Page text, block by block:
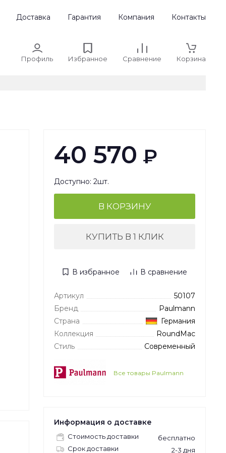
Доставка Гарантия Компания Контакты
Профиль Избранное Сравнение Корзина
40 570 ₽
Доступно: 2шт.
В КОРЗИНУ
КУПИТЬ В 1 КЛИК
В избранное В сравнение
Артикул
50107
Бренд
Paulmann
Страна
Германия
Коллекция
RoundMac
Стиль
Современный
Все товары Paulmann
Информация о доставке
Стоимость доставки
бесплатно
Срок доставки
2-3 дня